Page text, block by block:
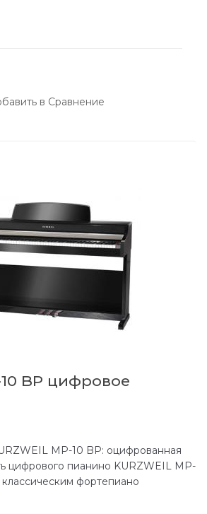
в Сравнение
BP цифровое
MP-10 BP: оцифрованная
цифрового пианино KURZWEIL MP-
классическим фортепиано